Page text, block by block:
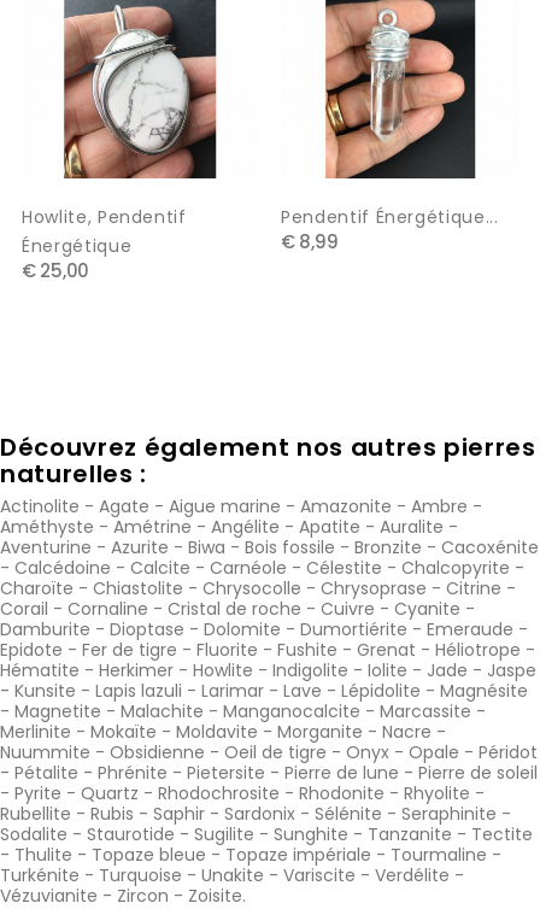
Howlite, Pendentif
Énergétique
€ 25,00
Pendentif Énergétique...
€ 8,99
Découvrez également nos autres pierres
naturelles :
Actinolite - Agate - Aigue marine - Amazonite - Ambre -
Améthyste - Amétrine - Angélite - Apatite - Auralite -
Aventurine - Azurite - Biwa - Bois fossile - Bronzite - Cacoxénite
- Calcédoine - Calcite - Carnéole - Célestite - Chalcopyrite -
Charoïte - Chiastolite - Chrysocolle - Chrysoprase - Citrine -
Corail - Cornaline - Cristal de roche - Cuivre - Cyanite -
Damburite - Dioptase - Dolomite - Dumortiérite - Emeraude -
Epidote - Fer de tigre - Fluorite - Fushite - Grenat - Héliotrope -
Hématite - Herkimer - Howlite - Indigolite - Iolite - Jade - Jaspe
- Kunsite - Lapis lazuli - Larimar - Lave - Lépidolite - Magnésite
- Magnetite - Malachite - Manganocalcite - Marcassite -
Merlinite - Mokaïte - Moldavite - Morganite - Nacre -
Nuummite - Obsidienne - Oeil de tigre - Onyx - Opale - Péridot
- Pétalite - Phrénite - Pietersite - Pierre de lune - Pierre de soleil
- Pyrite - Quartz - Rhodochrosite - Rhodonite - Rhyolite -
Rubellite - Rubis - Saphir - Sardonix - Sélénite - Seraphinite -
Sodalite - Staurotide - Sugilite - Sunghite - Tanzanite - Tectite
- Thulite - Topaze bleue - Topaze impériale - Tourmaline -
Turkénite - Turquoise - Unakite - Variscite - Verdélite -
Vézuvianite - Zircon - Zoisite.